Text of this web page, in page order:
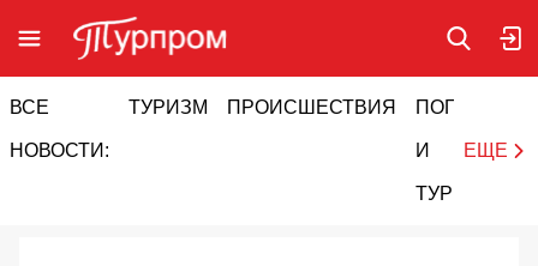
ВСЕ
НОВОСТИ:
ТУРИЗМ ПРОИСШЕСТВИЯ ПОГОДА
И
ТУРИЗМ
ЕЩЕ